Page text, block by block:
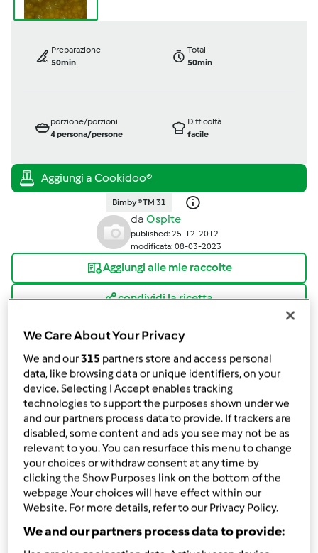
Preparazione
50min
Total
50min
porzione/porzioni
4persona/persone
Difficoltà
facile
Bimby ® TM 31
da Ospite
published: 25-12-2012
modificata: 08-03-2023
Aggiungi alle mie raccolte
condividi la ricetta
Ingredienti
Lenticchie
300 glenticchie
50gpolpa di pomodoro
40golio
1rosmarino
1 scalogno
We Care About Your Privacy
We and our315 partners store and access personal
data, like browsing data or unique identifiers, on your
device. Selecting I Accept enables tracking
technologies to support the purposes shown under we
and our partners process data to provide. If trackers are
disabled, some content and ads you see may not be as
relevant to you. You can resurface this menu to change
your choices or withdraw consent at any time by
clicking the Show Purposes link on the bottom of the
webpage .Your choices will have effect within our
Website. For more details, refer to our Privacy Policy.
We and our partners process data to provide: